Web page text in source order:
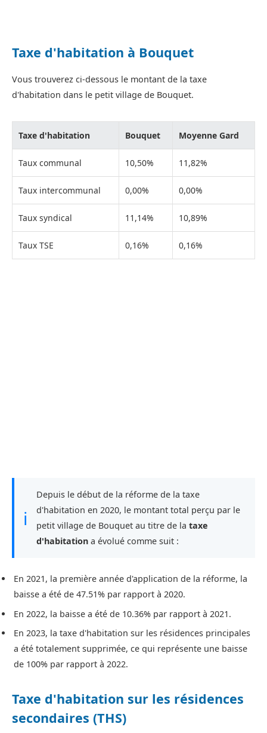
Taxe d'habitation à Bouquet
Vous trouverez ci-dessous le montant de la taxe
d'habitation dans le petit village de Bouquet.
Taxe d'habitation Bouquet Moyenne Gard
Taux communal 10,50% 11,82%
Taux intercommunal 0,00% 0,00%
Taux syndical 11,14% 10,89%
Taux TSE 0,16% 0,16%
ℹ
Depuis le début de la réforme de la taxe
d'habitation en 2020, le montant total perçu par le
petit village de Bouquet au titre de la taxe
d'habitation a évolué comme suit :
En 2021, la première année d'application de la réforme, la
baisse a été de 47.51% par rapport à 2020.
En 2022, la baisse a été de 10.36% par rapport à 2021.
En 2023, la taxe d'habitation sur les résidences principales
a été totalement supprimée, ce qui représente une baisse
de 100% par rapport à 2022.
Taxe d'habitation sur les résidences
secondaires (THS)